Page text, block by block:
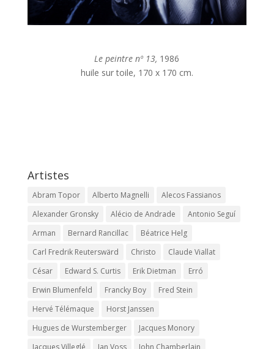
Le peintre nº 13, 1986
huile sur toile, 170 x 170 cm.
Artistes
Abram Topor Alberto Magnelli
Alecos Fassianos
Alexander Gronsky
Alécio de Andrade
Antonio Seguí
Arman
Bernard Rancillac
Béatrice Helg
Carl Fredrik Reuterswärd
Christo
Claude Viallat
César
Edward S. Curtis Erik Dietman
Erró
Erwin Blumenfeld
Francky Boy
Fred Stein
Hervé Télémaque
Horst Janssen
Hugues de Wurstemberger
Jacques Monory
Jacques Villeglé
Jan Voss
John Chamberlain